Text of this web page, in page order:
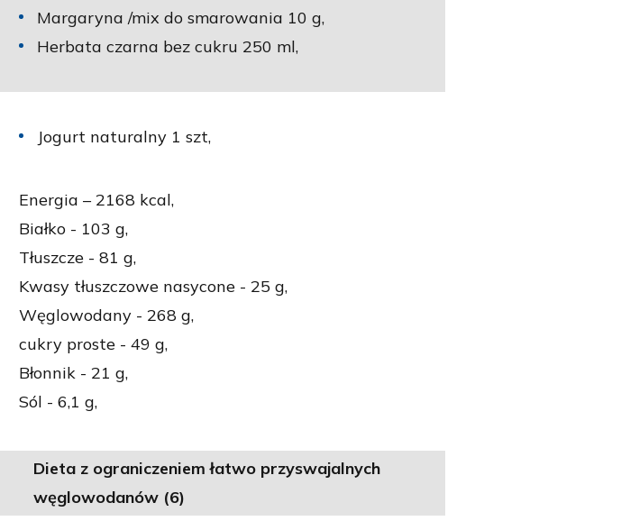
Margaryna /mix do smarowania 10 g,
Herbata czarna bez cukru 250 ml,
Jogurt naturalny 1 szt,
Energia – 2168 kcal,
Białko - 103 g,
Tłuszcze - 81 g,
Kwasy tłuszczowe nasycone - 25 g,
Węglowodany - 268 g,
cukry proste - 49 g,
Błonnik - 21 g,
Sól - 6,1 g,
Dieta z ograniczeniem łatwo przyswajalnych
węglowodanów (6)